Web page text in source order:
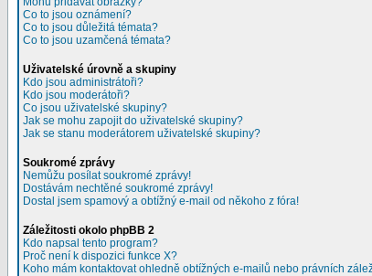
Co to jsou oznámení?
Co to jsou důležitá témata?
Co to jsou uzamčená témata?
Uživatelské úrovně a skupiny
Kdo jsou administrátoři?
Kdo jsou moderátoři?
Co jsou uživatelské skupiny?
Jak se mohu zapojit do uživatelské skupiny?
Jak se stanu moderátorem uživatelské skupiny?
Soukromé zprávy
Nemůžu posílat soukromé zprávy!
Dostávám nechtěné soukromé zprávy!
Dostal jsem spamový a obtížný e-mail od někoho z fóra!
Záležitosti okolo phpBB 2
Kdo napsal tento program?
Proč není k dispozici funkce X?
Koho mám kontaktovat ohledně obtížných e-mailů nebo právních